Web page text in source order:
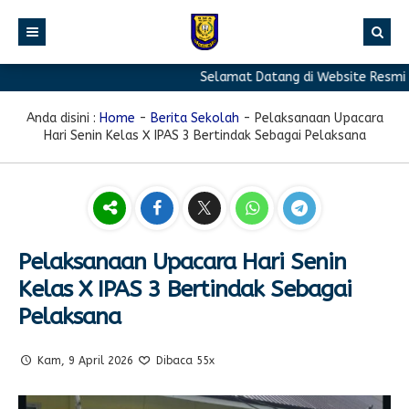
PROFIL
Akreditasi
Struktur Organisasi
Sekolah
Komite
Osis
Berita Sekolah
Artikel
Blog Guru
Pengumuman
Agenda
Ekstrakurikuler
Pramuka
PMR
Klub Bahasa
Design Grafis
FASILITAS
GALERI
FOTO
VIDEO
PPDB
DOWNLOAD
TAUTAN
Selamat Datang di Website Resmi
Anda disini : Home - Berita Sekolah - Pelaksanaan Upacara
Hari Senin Kelas X IPAS 3 Bertindak Sebagai Pelaksana
Pelaksanaan Upacara Hari Senin
Kelas X IPAS 3 Bertindak Sebagai
Pelaksana
Kam, 9 April 2026 Dibaca 55x